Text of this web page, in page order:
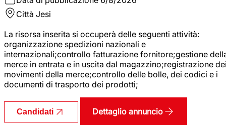
Città Jesi
La risorsa inserita si occuperà delle seguenti attività:
organizzazione spedizioni nazionali e
internazionali;controllo fatturazione fornitore;gestione
merce in entrata e in uscita dal magazzino;registrazione
movimenti della merce;controllo delle bolle, dei codici e i
documenti di trasporto dei prodotti;
Candidati Dettaglio annuncio